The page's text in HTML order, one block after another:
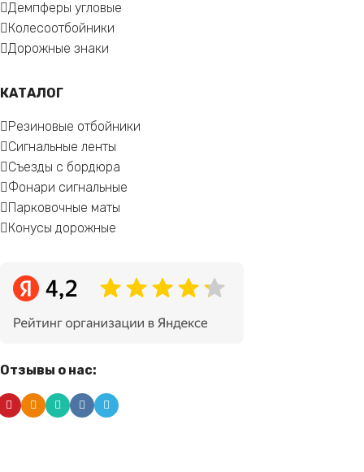
Демпферы угловые
Колесоотбойники
Дорожные знаки
КАТАЛОГ
Резиновые отбойники
Сигнальные ленты
Съезды с бордюра
Фонари сигнальные
Парковочные маты
Конусы дорожные
Отзывы о нас: